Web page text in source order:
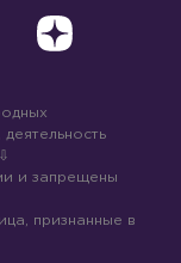
и запрещены
признанные в